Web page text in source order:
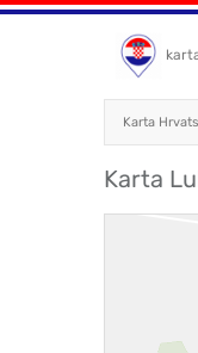
Karta
Karta